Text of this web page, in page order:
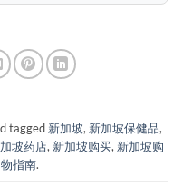
tagged 新加坡, 新加坡保健品,
坡药店, 新加坡购买, 新加坡购
指南.